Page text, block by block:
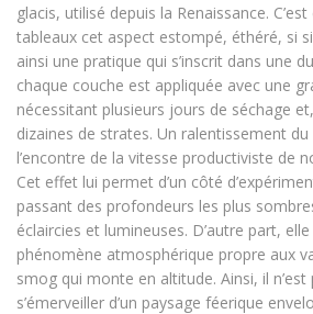
glacis, utilisé depuis la Renaissance.
tableaux cet aspect estompé, éthéré, si
ainsi une pratique qui s’inscrit dans une
chaque couche est appliquée avec une
nécessitant plusieurs jours de séchage
dizaines de strates. Un ralentissement
l’encontre de la vitesse productiviste de
Cet effet lui permet d’un côté
passant des profondeurs les plus
éclaircies et lumineuses. D’autre part,
phénomène atmosphérique propre aux
smog qui monte en altitude. Ainsi, il n’est
s’émerveiller d’un paysage féerique